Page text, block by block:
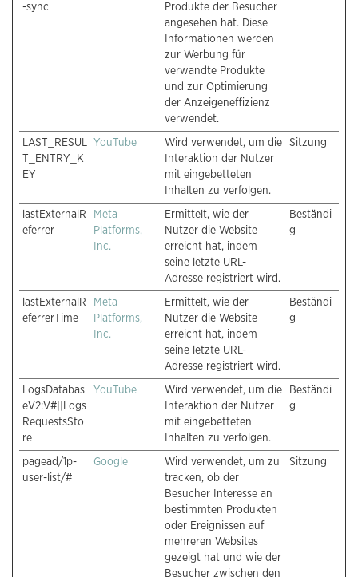
-sync
Produkte der Besucher
angesehen hat. Diese
Informationen werden
zur Werbung für
verwandte Produkte
und zur Optimierung
der Anzeigeneffizienz
verwendet.
LAST_RESUL
T_ENTRY_K
EY
YouTube
Wird verwendet, um die
Interaktion der Nutzer
mit eingebetteten
Inhalten zu verfolgen.
Sitzung
lastExternalR
eferrer
Meta
Platforms,
Inc.
Ermittelt, wie der
Nutzer die Website
erreicht hat, indem
seine letzte URL-
Adresse registriert wird.
Beständi
g
lastExternalR
eferrerTime
Meta
Platforms,
Inc.
Ermittelt, wie der
Nutzer die Website
erreicht hat, indem
seine letzte URL-
Adresse registriert wird.
Beständi
g
LogsDatabas
eV2:V#||Logs
RequestsSto
re
YouTube
Wird verwendet, um die
Interaktion der Nutzer
mit eingebetteten
Inhalten zu verfolgen.
Beständi
g
pagead/1p-
user-list/#
Google
Wird verwendet, um zu
tracken, ob der
Besucher Interesse an
bestimmten Produkten
oder Ereignissen auf
mehreren Websites
gezeigt hat und wie der
Besucher zwischen den
Sitzung